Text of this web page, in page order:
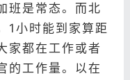
班是常态。而北
1小时能到家算距
家都在工作或者
的工作量。以在